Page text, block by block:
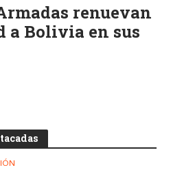
renuevan
a Bolivia en sus